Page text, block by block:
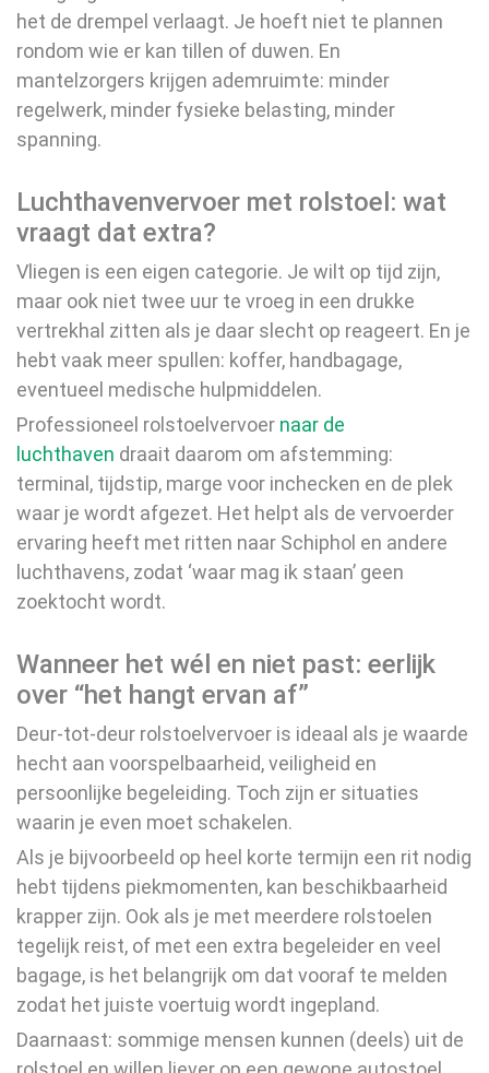
het de drempel verlaagt. Je hoeft niet te plannen
rondom wie er kan tillen of duwen. En
mantelzorgers krijgen ademruimte: minder
regelwerk, minder fysieke belasting, minder
spanning.
Luchthavenvervoer met rolstoel: wat
vraagt dat extra?
Vliegen is een eigen categorie. Je wilt op tijd zijn,
maar ook niet twee uur te vroeg in een drukke
vertrekhal zitten als je daar slecht op reageert. En je
hebt vaak meer spullen: koffer, handbagage,
eventueel medische hulpmiddelen.
Professioneel rolstoelvervoer naar de
luchthaven draait daarom om afstemming:
terminal, tijdstip, marge voor inchecken en de plek
waar je wordt afgezet. Het helpt als de vervoerder
ervaring heeft met ritten naar Schiphol en andere
luchthavens, zodat ‘waar mag ik staan’ geen
zoektocht wordt.
Wanneer het wél en niet past: eerlijk
over “het hangt ervan af”
Deur-tot-deur rolstoelvervoer is ideaal als je waarde
hecht aan voorspelbaarheid, veiligheid en
persoonlijke begeleiding. Toch zijn er situaties
waarin je even moet schakelen.
Als je bijvoorbeeld op heel korte termijn een rit nodig
hebt tijdens piekmomenten, kan beschikbaarheid
krapper zijn. Ook als je met meerdere rolstoelen
tegelijk reist, of met een extra begeleider en veel
bagage, is het belangrijk om dat vooraf te melden
zodat het juiste voertuig wordt ingepland.
Daarnaast: sommige mensen kunnen (deels) uit de